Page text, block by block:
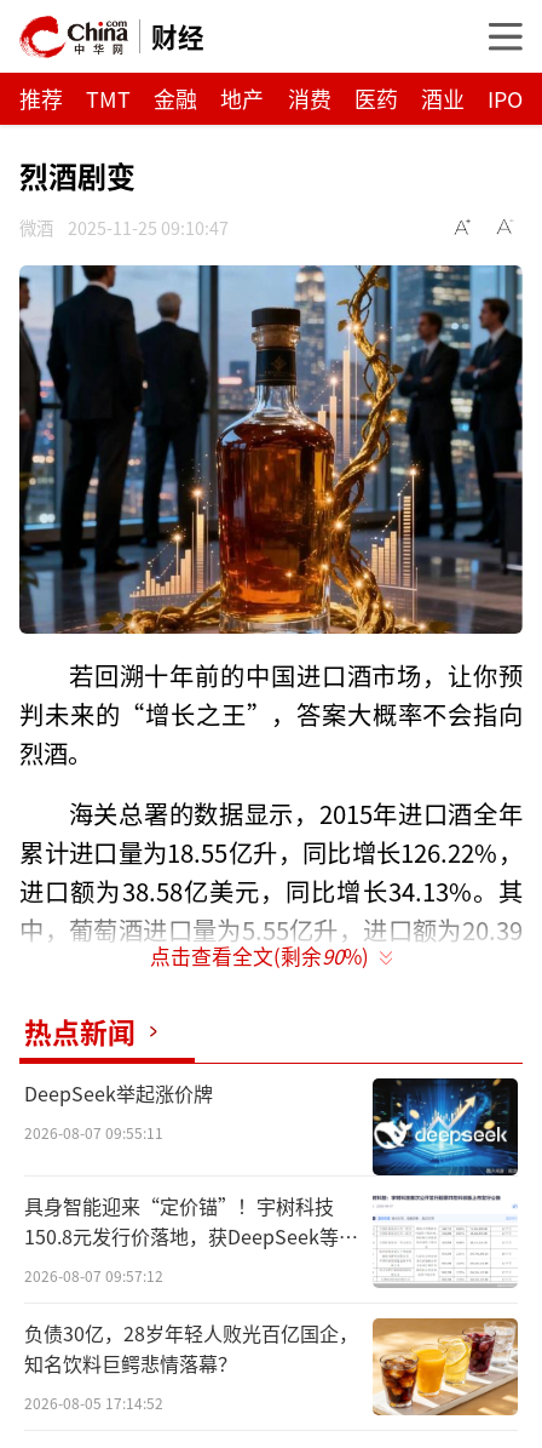
财经
推荐 TMT 金融 地产 消费 医药 酒业 IPO
烈酒剧变
微酒 2025-11-25 09:10:47
若回溯十年前的中国进口酒市场，让你预
判未来的“增长之王”，答案大概率不会指向
烈酒。
海关总署的数据显示，2015年进口酒全年
累计进口量为18.55亿升，同比增长126.22%，
进口额为38.58亿美元，同比增长34.13%。其
中，葡萄酒进口量为5.55亿升，进口额为20.39
亿美元，两项数据均位列进口酒之首，而彼时
元，两项数据与葡萄酒和啤酒都有着较大的差
距，在进口酒中属于“吊车尾”的存在。
如今十年弹指而过，市场天平已彻底倾
斜。2024年的进出口数据显示，烈酒已逆袭成
为进口酒市场当之无愧的“新霸主”：进口额
攀升至21.27亿美元，进口量达1.15亿升；反观
曾经的“领头羊”葡萄酒，进口额缩水至16亿
美元以下，进口量更是仅剩十年前的一半，且
下滑势头仍在延续。
点击查看全文(剩余90%)
热点新闻
DeepSeek举起涨价牌
2026-08-07 09:55:11
具身智能迎来“定价锚”！宇树科技
150.8元发行价落地，获DeepSeek等豪
华战配加持
2026-08-07 09:57:12
负债30亿，28岁年轻人败光百亿国企，
知名饮料巨鳄悲情落幕？
2026-08-05 17:14:52